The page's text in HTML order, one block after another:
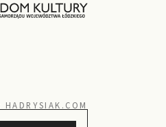
HADRYSIAK.COM